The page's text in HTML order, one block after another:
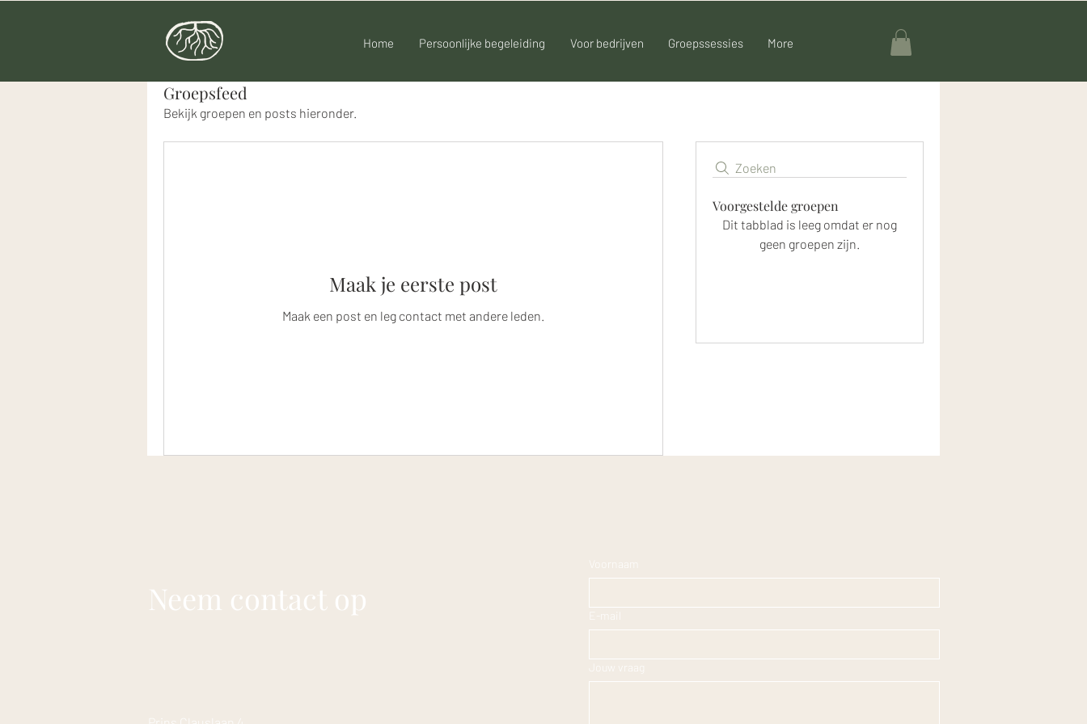
Home Persoonlijke begeleiding Voor bedrijven Groepssessies More
Groepsfeed
Bekijk groepen en posts hieronder.
Zoeken
Voorgestelde groepen
Dit tabblad is leeg omdat er nog
geen groepen zijn.
Maak je eerste post
Maak een post en leg contact met andere leden.
Neem contact op
Voornaam
E-mail
Jouw vraag